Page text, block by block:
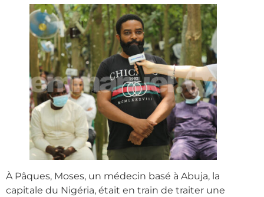
À Pâques, Moses, un médecin basé à Abuja, la
capitale du Nigéria, était en train de traiter une